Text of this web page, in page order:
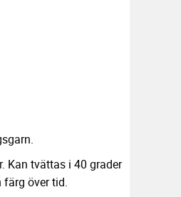
Kan tvättas i 40 grader
över tid.